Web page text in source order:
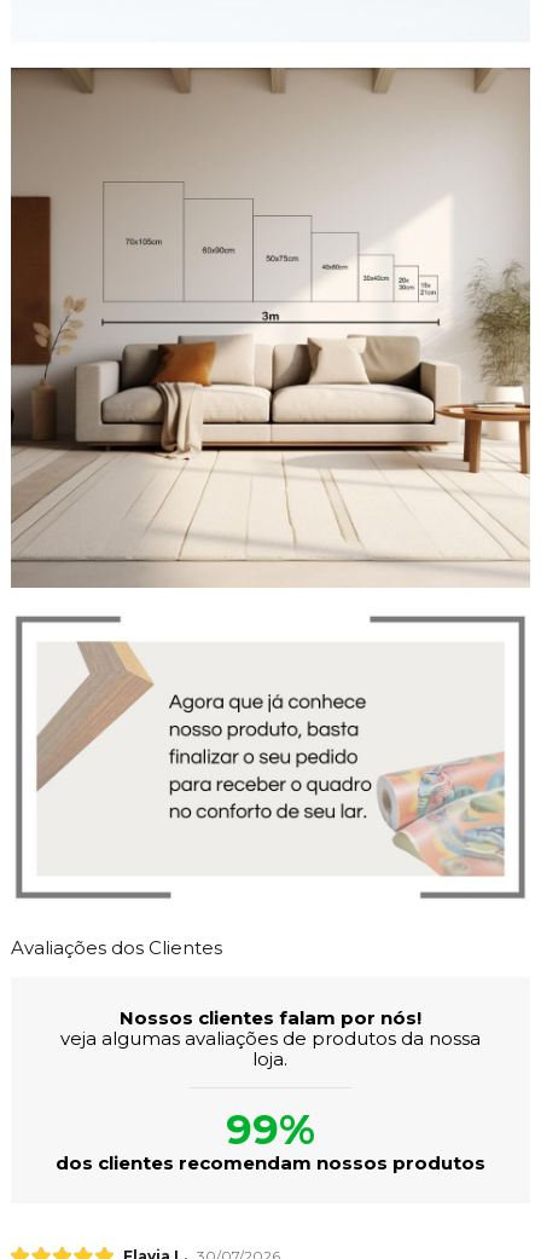
Avaliações dos Clientes
Nossos clientes falam por nós!
veja algumas avaliações de produtos da nossa
loja.
99%
dos clientes recomendam nossos produtos